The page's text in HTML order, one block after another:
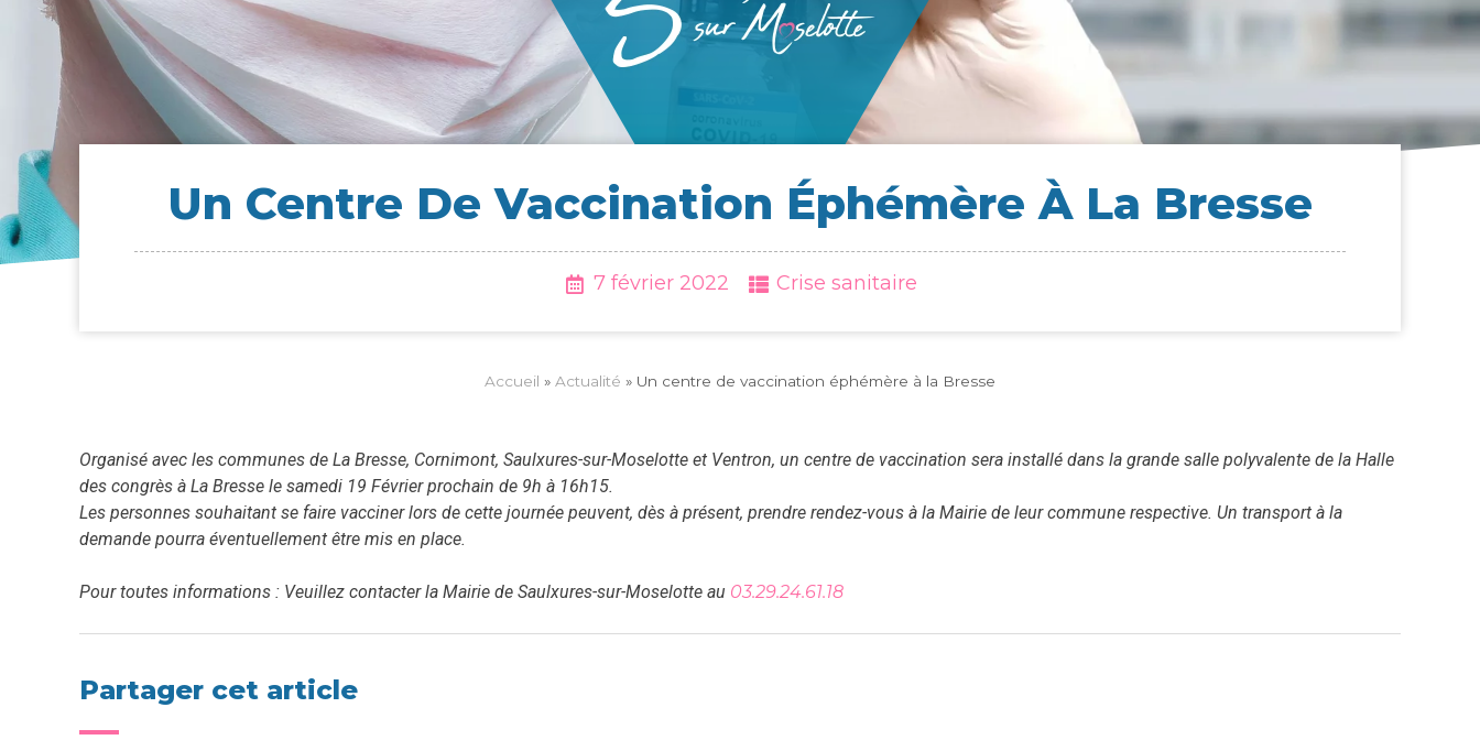
Un Centre De Vac­ci­na­tion Éphé­mère À La Bresse
7 février 2022 Crise sanitaire
Accueil » Actua­li­té » Un centre de vaccination éphémère à la Bresse
Organisé avec les communes de La Bresse, Cornimont, Saulxures-sur-Moselotte et Ventron, un centre de vaccination sera installé dans la grande salle polyvalente de la Halle
des congrès à La Bresse le samedi 19 Février prochain de 9h à 16h15.
Les personnes souhaitant se faire vacciner lors de cette journée peuvent, dès à présent, prendre rendez-vous à la Mairie de leur commune respective. Un transport à la
demande pourra éventuellement être mis en place.
Pour toutes informations : Veuillez contacter la Mairie de Saulxures-sur-Moselotte au 03.29.24.61.18
Partager cet article